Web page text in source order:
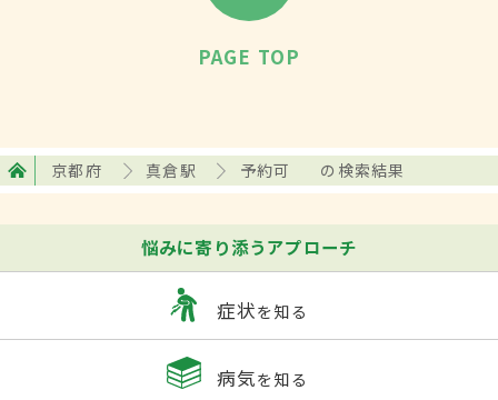
PAGE TOP
京都府 真倉駅 予約可 の検索結果
悩みに寄り添うアプローチ
症状を知る
病気を知る